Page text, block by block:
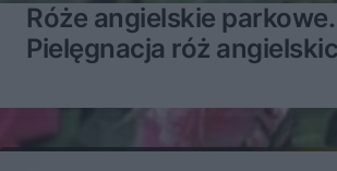
Róże angielskie parkowe.
Pielęgnacja róż